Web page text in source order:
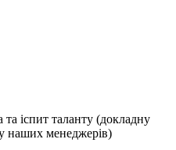
та іспит таланту (докладну
наших менеджерів)